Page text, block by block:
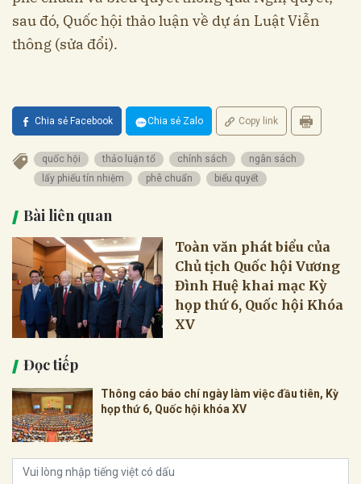
sau đó, Quốc hội thảo luận về dự án Luật Viễn
thông (sửa đổi).
Chia sẻ Facebook Chia sẻ Zalo Copy link
quốc hội thảo luận tổ chính sách
ngân sách
lấy phiếu tín nhiệm
phê chuẩn biểu quyết
Bài liên quan
Toàn văn phát biểu của
Chủ tịch Quốc hội Vương
Đình Huệ khai mạc Kỳ
họp thứ 6, Quốc hội Khóa
XV
Đọc tiếp
Thông cáo báo chí ngày làm việc đầu tiên, Kỳ
họp thứ 6, Quốc hội khóa XV